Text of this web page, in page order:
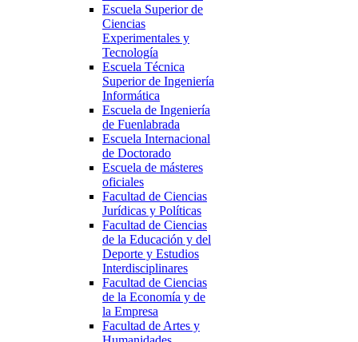
Escuela Superior de
Ciencias
Experimentales y
Tecnología
Escuela Técnica
Superior de Ingeniería
Informática
Escuela de Ingeniería
de Fuenlabrada
Escuela Internacional
de Doctorado
Escuela de másteres
oficiales
Facultad de Ciencias
Jurídicas y Políticas
Facultad de Ciencias
de la Educación y del
Deporte y Estudios
Interdisciplinares
Facultad de Ciencias
de la Economía y de
la Empresa
Facultad de Artes y